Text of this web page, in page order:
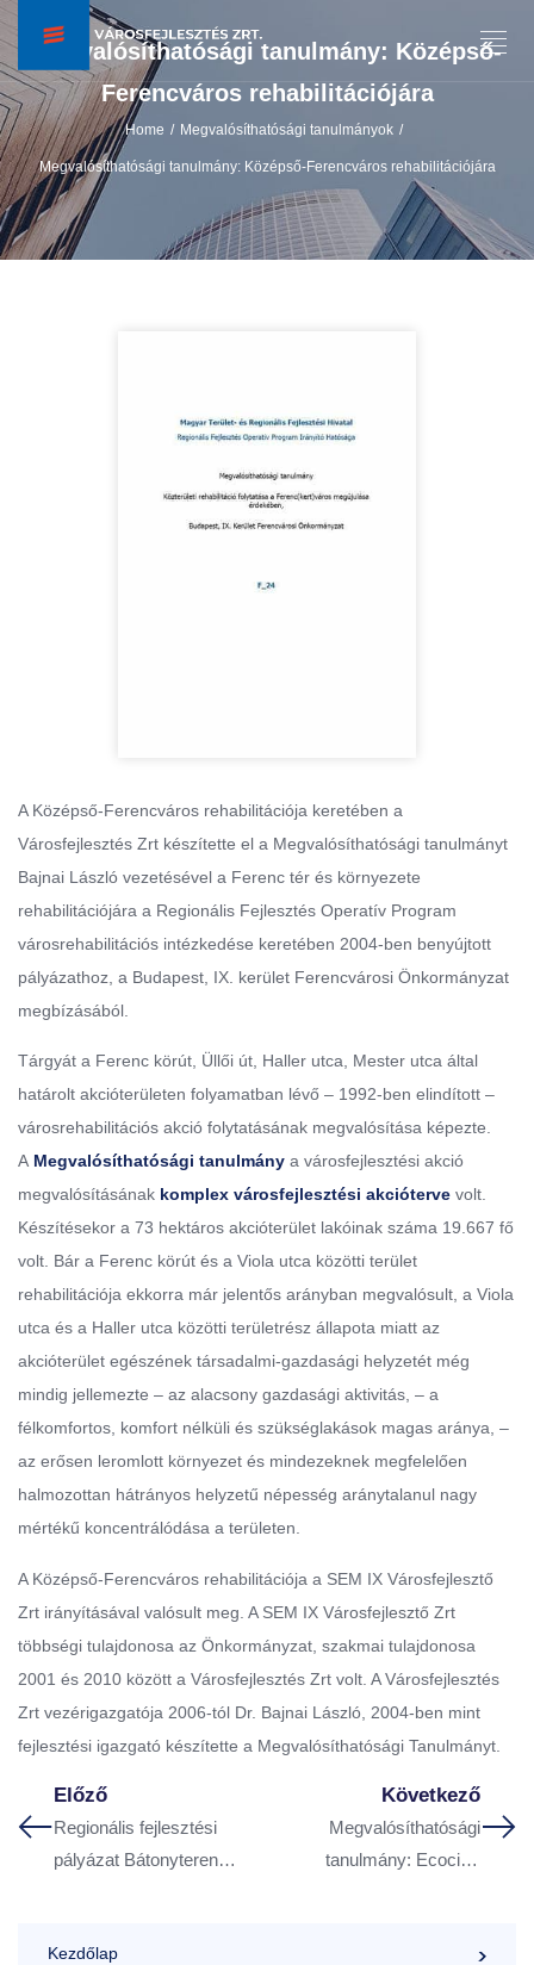
Megvalósíthatósági tanulmány: Középső-
Ferencváros rehabilitációjára
Home / Megvalósíthatósági tanulmányok /
Megvalósíthatósági tanulmány: Középső-Ferencváros rehabilitációjára
A Középső-Ferencváros rehabilitációja keretében a
Városfejlesztés Zrt készítette el a Megvalósíthatósági tanulmányt
Bajnai László vezetésével a Ferenc tér és környezete
rehabilitációjára a Regionális Fejlesztés Operatív Program
városrehabilitációs intézkedése keretében 2004-ben benyújtott
pályázathoz, a Budapest, IX. kerület Ferencvárosi Önkormányzat
megbízásából.
Tárgyát a Ferenc körút, Üllői út, Haller utca, Mester utca által
határolt akcióterületen folyamatban lévő – 1992-ben elindított –
városrehabilitációs akció folytatásának megvalósítása képezte.
A Megvalósíthatósági tanulmány a városfejlesztési akció
megvalósításának komplex városfejlesztési akcióterve volt.
Készítésekor a 73 hektáros akcióterület lakóinak száma 19.667 fő
volt. Bár a Ferenc körút és a Viola utca közötti terület
rehabilitációja ekkorra már jelentős arányban megvalósult, a Viola
utca és a Haller utca közötti területrész állapota miatt az
akcióterület egészének társadalmi-gazdasági helyzetét még
mindig jellemezte – az alacsony gazdasági aktivitás, – a
félkomfortos, komfort nélküli és szükséglakások magas aránya, –
az erősen leromlott környezet és mindezeknek megfelelően
halmozottan hátrányos helyzetű népesség aránytalanul nagy
mértékű koncentrálódása a területen.
A Középső-Ferencváros rehabilitációja a SEM IX Városfejlesztő
Zrt irányításával valósult meg. A SEM IX Városfejlesztő Zrt
többségi tulajdonosa az Önkormányzat, szakmai tulajdonosa
2001 és 2010 között a Városfejlesztés Zrt volt. A Városfejlesztés
Zrt vezérigazgatója 2006-tól Dr. Bajnai László, 2004-ben mint
fejlesztési igazgató készítette a Megvalósíthatósági Tanulmányt.
Előző
Regionális fejlesztési
pályázat Bátonyterenye
Következő
Megvalósíthatósági
tanulmány: Ecocity-
Kezdőlap